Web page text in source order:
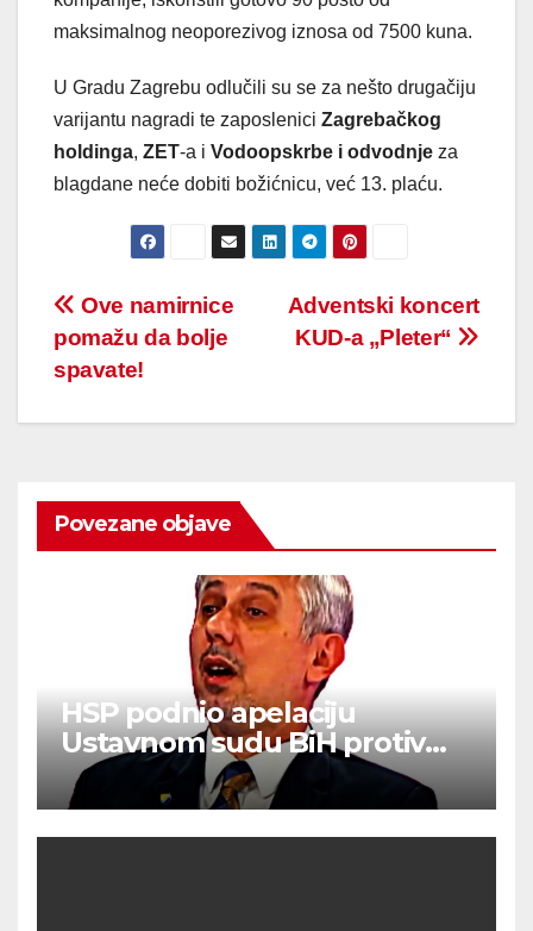
maksimalnog neoporezivog iznosa od 7500 kuna.
U Gradu Zagrebu odlučili su se za nešto drugačiju
varijantu nagradi te zaposlenici Zagrebačkog
holdinga, ZET-a i Vodoopskrbe i odvodnje za
blagdane neće dobiti božićnicu, već 13. plaću.
Post
navigation
Adventski koncert
KUD-a „Pleter“
Ove namirnice
pomažu da bolje
spavate!
Povezane objave
HSP podnio apelaciju
Ustavnom sudu BiH protiv
ovjere kandidature Slavena
Kovačevića